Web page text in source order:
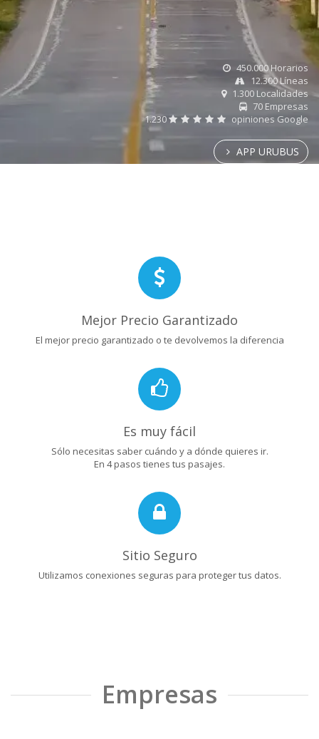
450.000 Horarios
12.300 Líneas
1.300 Localidades
70 Empresas
1.230
opiniones Google
APP URUBUS
Mejor Precio Garantizado
El mejor precio garantizado o te devolvemos la diferencia
Es muy fácil
Sólo necesitas saber cuándo y a dónde quieres ir.
En 4 pasos tienes tus pasajes.
Sitio Seguro
Utilizamos conexiones seguras para proteger tus datos.
Empresas